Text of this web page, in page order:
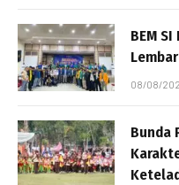
BEM
08/08/
Bunda